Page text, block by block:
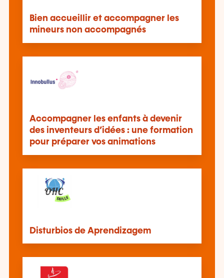
Bien accueillir et accompagner les
mineurs non accompagnés
Accompagner les enfants à devenir
des inventeurs d’idées : une formation
pour préparer vos animations
Disturbios de Aprendizagem